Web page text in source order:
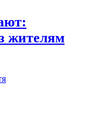
жителям